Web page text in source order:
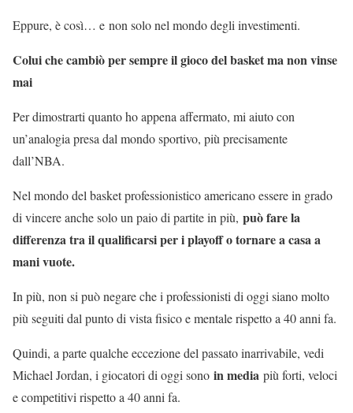
Eppure, è così… e non solo nel mondo degli investimenti.
Colui che cambiò per sempre il gioco del basket ma non vinse
mai
Per dimostrarti quanto ho appena affermato, mi aiuto con
un’analogia presa dal mondo sportivo, più precisamente
dall’NBA.
Nel mondo del basket professionistico americano essere in grado
di vincere anche solo un paio di partite in più, può fare la
differenza tra il qualificarsi per i playoff o tornare a casa a
mani vuote.
In più, non si può negare che i professionisti di oggi siano molto
più seguiti dal punto di vista fisico e mentale rispetto a 40 anni fa.
Quindi, a parte qualche eccezione del passato inarrivabile, vedi
Michael Jordan, i giocatori di oggi sono in media più forti, veloci
e competitivi rispetto a 40 anni fa.